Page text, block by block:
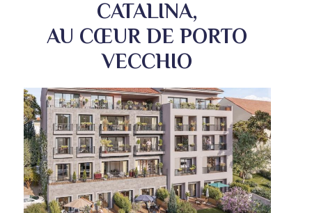
CATALINA,
AU CŒUR DE PORTO
VECCHIO